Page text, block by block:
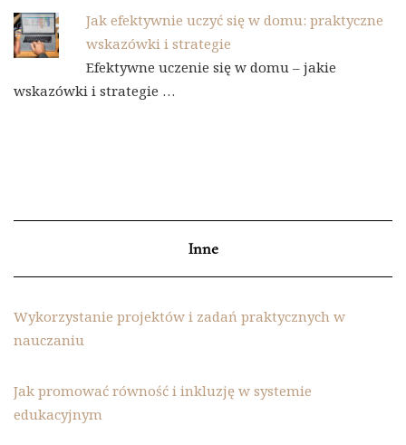
Jak efektywnie uczyć się w domu: praktyczne
wskazówki i strategie
Efektywne uczenie się w domu – jakie
wskazówki i strategie …
Inne
Wykorzystanie projektów i zadań praktycznych w
nauczaniu
Jak promować równość i inkluzję w systemie
edukacyjnym